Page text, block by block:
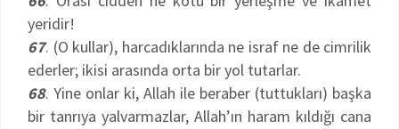
yeridir!
67. (O kullar), harcadıklarında ne israf ne de cimrilik
ederler; ikisi arasında orta bir yol tutarlar.
68. Yine onlar ki, Allah ile beraber (tuttukları) başka
bir tanrıya yalvarmazlar, Allah’ın haram kıldığı cana